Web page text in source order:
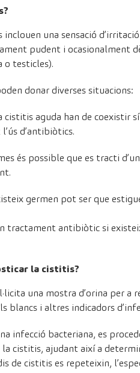
una sensació
pudent i ocasionalment
o testicles).
donar diverses situacions:
aguda han de coexistir
d’antibiòtics.
és possible que es tracti
germen pot ser que
tractament antibiòtic si
la cistitis?
una mostra d’orina per
i altres indicadors
infecció bacteriana, es
cistitis, ajudant així a
de cistitis es repeteixin,